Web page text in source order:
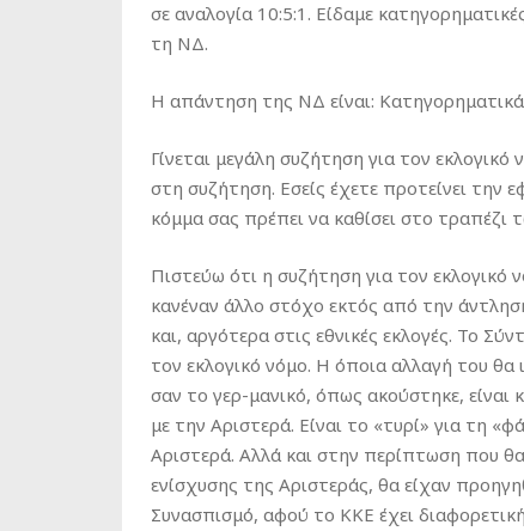
σε αναλογία 10:5:1. Είδαμε
τη ΝΔ.
Η απάντηση της ΝΔ είναι: Κατηγορηματικά
Γίνεται μεγάλη συζήτηση για τον
στη συζήτηση. Εσείς έχετε προτείνει
κόμμα σας πρέπει να καθίσει στο τραπέζι
Πιστεύω ότι η συζήτηση για τον εκλογικό
κανέναν άλλο στόχο εκτός από την
και, αργότερα στις εθνικές εκλογές. Το
τον εκλογικό νόμο. Η όποια αλλαγή του
σαν το γερ-μανικό, όπως ακούστηκε, είναι
με την Αριστερά. Είναι το «τυρί» για τη
Αριστερά. Αλλά και στην περίπτωση που
ενίσχυσης της Αριστεράς, θα είχαν
Συνασπισμό, αφού το ΚΚΕ έχει